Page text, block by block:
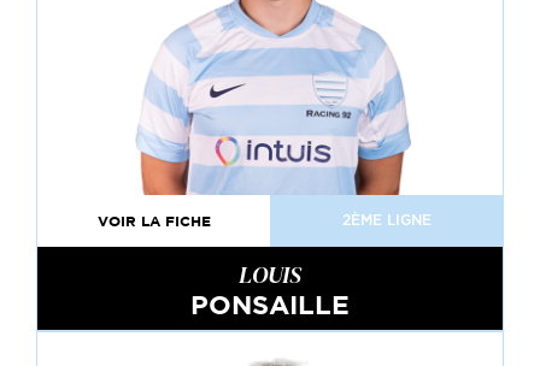
VOIR LA FICHE 2ÈME LIGNE
LOUIS
PONSAILLE